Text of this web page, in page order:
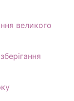
великого